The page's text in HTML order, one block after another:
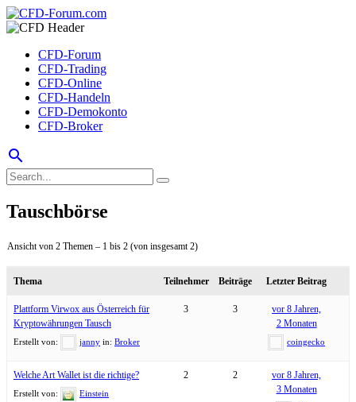
CFD-Forum
CFD-Trading
CFD-Online
CFD-Handeln
CFD-Demokonto
CFD-Broker
search
Tauschbörse
Ansicht von 2 Themen – 1 bis 2 (von insgesamt 2)
Thema Teilnehmer Beiträge Letzter Beitrag
Plattform Virwox aus Österreich für
Kryptowährungen Tausch
Erstellt von: janny in: Broker
3 3
vor 8 Jahren,
2 Monaten
coingecko
Welche Art Wallet ist die richtige?
Erstellt von:
Einstein
2 2
vor 8 Jahren,
3 Monaten